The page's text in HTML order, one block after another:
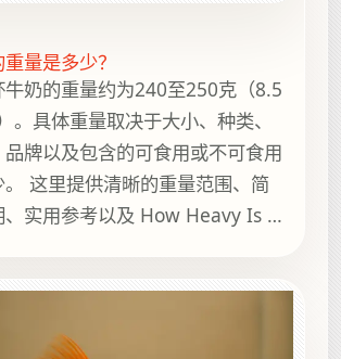
量是多少？
奶的重量约为240至250克（8.5
。具体重量取决于大小、种类、
牌以及包含的可食用或不可食用
这里提供清晰的重量范围、简
、实用参考以及 How Heavy Is It